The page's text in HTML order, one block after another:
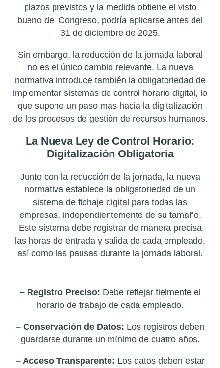
plazos previstos y la medida obtiene el visto
bueno del Congreso, podría aplicarse antes del
31 de diciembre de 2025.
Sin embargo, la reducción de la jornada laboral
no es el único cambio relevante. La nueva
normativa introduce también la obligatoriedad de
implementar sistemas de control horario digital, lo
que supone un paso más hacia la digitalización
de los procesos de gestión de recursos humanos.
La Nueva Ley de Control Horario:
Digitalización Obligatoria
Junto con la reducción de la jornada, la nueva
normativa establece la obligatoriedad de un
sistema de fichaje digital para todas las
empresas, independientemente de su tamaño.
Este sistema debe registrar de manera precisa
las horas de entrada y salida de cada empleado,
así como las pausas durante la jornada laboral.
– Registro Preciso: Debe reflejar fielmente el
horario de trabajo de cada empleado.
– Conservación de Datos: Los registros deben
guardarse durante un mínimo de cuatro años.
– Acceso Transparente: Los datos deben estar